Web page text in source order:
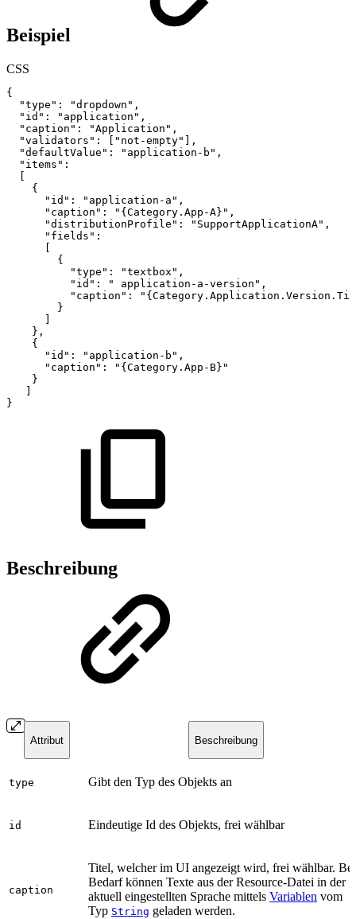
Beispiel
CSS
{
"type" : "dropdown" ,
"id" : "application" ,
"caption" : "Application" ,
"validators" :
["not-empty"],
"defaultValue":
"application-b",
"items":
[
{
"id" : "application-a" ,
"caption":
" {Category.App-A} ",
"distributionProfile":
"SupportApplicationA",
"fields":
[
{
"type" : "textbox" ,
"id" : " application-a-version" ,
"caption":
" {
}
]
} ,
{
"id" : "application-b" ,
"caption":
" {Category.App-B} "
}
]
}
Beschreibung
Attribut Beschreibung
type Gibt den Typ des Objekts an
id Eindeutige Id des Objekts, frei wählbar
caption
Titel, welcher im UI angezeigt wird, frei wählbar. Bei
Bedarf können Texte aus der Resource-Datei in der
aktuell eingestellten Sprache mittels Variablen vom
Typ String geladen werden.